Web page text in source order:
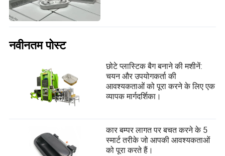
नवीनतम पोस्ट
छोटे प्लास्टिक बैग बनाने की मशीनें:
चयन और उपयोगकर्ता की
आवश्यकताओं को पूरा करने के लिए एक
व्यापक मार्गदर्शिका।
कार बम्पर लागत पर बचत करने के 5
स्मार्ट तरीके जो आपकी आवश्यकताओं
को पूरा करते हैं।